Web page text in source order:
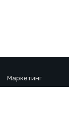
Маркетинг